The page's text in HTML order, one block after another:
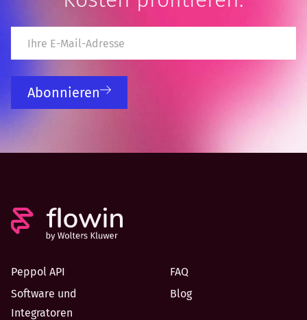
Abonnieren
Peppol API
FAQ
Software und
Integratoren
Blog